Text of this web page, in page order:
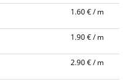
1.60 € / m
1.90 € / m
2.90 € / m